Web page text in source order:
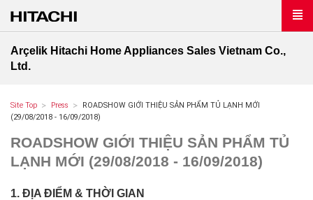
Arçelik Hitachi Home Appliances Sales Vietnam Co.,
Ltd.
Site Top Press
ROADSHOW GIỚI THIỆU SẢN PHẨM TỦ LẠNH MỚI
(29/08/2018 - 16/09/2018)
ROADSHOW GIỚI THIỆU SẢN PHẨM TỦ
LẠNH MỚI (29/08/2018 - 16/09/2018)
1. ĐỊA ĐIỂM & THỜI GIAN